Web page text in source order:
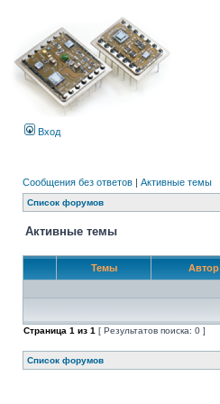
Вход
Сообщения без ответов | Активные темы
Список форумов
Активные темы
Темы Автор
Страница 1 из 1 [ Результатов поиска: 0 ]
Список форумов